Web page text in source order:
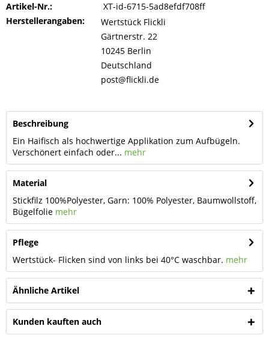
Artikel-Nr.:
XT-id-6715-5ad8efdf708ff
Herstellerangaben:
Wertstück Flickli
Gärtnerstr. 22
10245 Berlin
Deutschland
post@flickli.de
Beschreibung
Ein Haifisch als hochwertige Applikation zum Aufbügeln.
Verschönert einfach oder... mehr
Material
Stickfilz 100%Polyester, Garn: 100% Polyester, Baumwollstoff,
Bügelfolie mehr
Pflege
Wertstück- Flicken sind von links bei 40°C waschbar. mehr
Ähnliche Artikel
Kunden kauften auch